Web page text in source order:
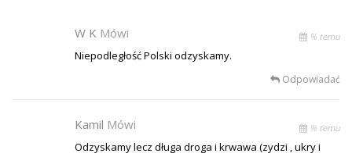
W K Mówi % temu
Niepodległość Polski odzyskamy.
Odpowiadać
Kamil Mówi % temu
Odzyskamy lecz długa droga i krwawa (zydzi , ukry i